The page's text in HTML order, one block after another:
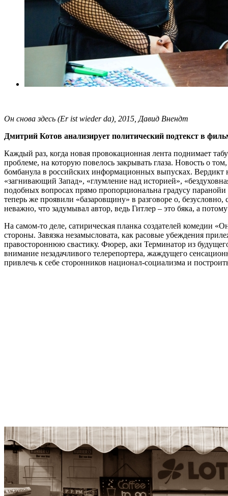
Он снова здесь (Er ist wieder da), 2015, Давид Внендт
Дмитрий Котов анализирует политический подтекст в
Каждый раз, когда новая провокационная лента поднимает
проблеме, на которую повелось закрывать глаза. Новость о
бомбанула в российских информационных выпусках.
«загнивающий Запад», «глумление над историей»,
подобных вопросах прямо пропорциональна градусу
теперь же проявили «базаровщину» в разговоре о,
неважно, что задумывал автор, ведь Гитлер – это бяка, а
На самом-то деле, сатирическая планка создателей комедии
стороны. Завязка незамысловата, как расовые убеждения
правостороннюю свастику. Фюрер, аки Терминатор из
внимание незадачливого телерепортера, жаждущего
привлечь к себе сторонников национал-социализма и